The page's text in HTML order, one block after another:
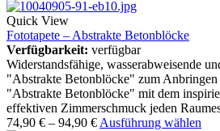
Quick View
Fototapete – Abstrakte Betonblöcke
Verfügbarkeit: verfügbar
Widerstandsfähige, wasserabweisende
"Abstrakte Betonblöcke" zum Anbringen
"Abstrakte Betonblöcke" mit dem
effektiven Zimmerschmuck jeden
74,90 € – 94,90 € Ausführung wählen